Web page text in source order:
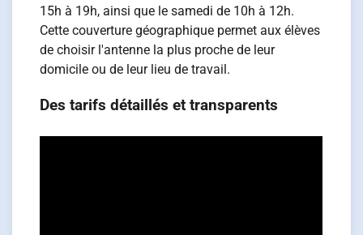
15h à 19h, ainsi que le samedi de 10h à 12h.
Cette couverture géographique permet aux élèves
de choisir l'antenne la plus proche de leur
domicile ou de leur lieu de travail.
Des tarifs détaillés et transparents